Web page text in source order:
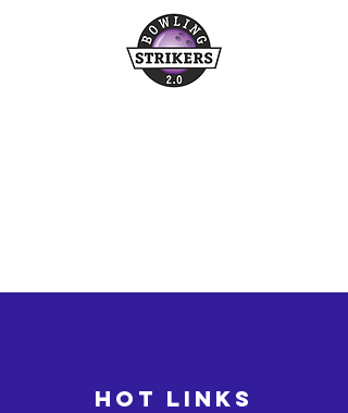
HOT LINKS